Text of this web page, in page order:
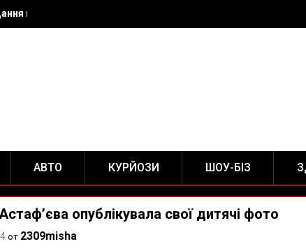
школяру?
АВТО КУРЙОЗИ ШОУ-БІЗ
опублікувала свої дитячі фото
от 2309misha